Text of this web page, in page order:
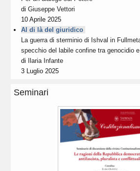
diGiuseppe Vettori
10 Aprile 2025
Al di là del giuridico
La guerra di sterminio di Ishval in
specchio del labile confine tra genocidio
di
Ilaria Infante
3 Luglio 2025
Seminari